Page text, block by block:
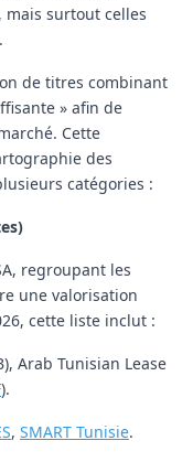
mais surtout celles
de titres combinant
» afin de
Cette
des
catégories :
regroupant les
une valorisation
cette liste inclut :
Arab Tunisian Lease
).
, SMART Tunisie.